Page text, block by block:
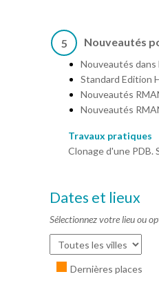
5 Nouveautés
Nouveautés dans
Standard Edition
Nouveautés
Nouveautés
Travaux pratiques
Clonage d'une PDB.
Dates et lieux
Sélectionnez votre lieu ou
Dernières places